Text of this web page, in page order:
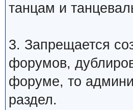
танцам и
3. Запрещается
форумов,
форуме, то
раздел.